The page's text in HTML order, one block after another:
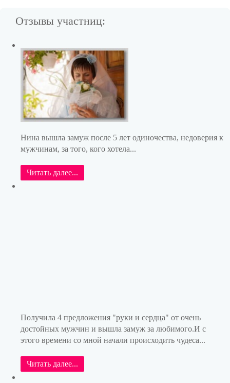
Отзывы участниц:
Нина вышла замуж после 5 лет одиночества, недоверия к
мужчинам, за того, кого хотела...
Читать далее...
Получила 4 предложения "руки и сердца" от очень
достойных мужчин и вышла замуж за любимого.И с
этого времени со мной начали происходить чудеса...
Читать далее...